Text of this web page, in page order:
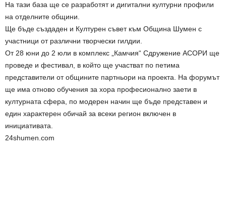
На тази база ще се разработят и дигитални културни профили
на отделните общини.
Ще бъде създаден и Културен съвет към Община Шумен с
участници от различни творчески гилдии.
От 28 юни до 2 юли в комплекс „Камчия“ Сдружение АСОРИ ще
проведе и фестивал, в който ще участват по петима
представители от общините партньори на проекта. На форумът
ще има отново обучения за хора професионално заети в
културната сфера, по модерен начин ще бъде представен и
един характерен обичай за всеки регион включен в
инициативата.
24shumen.com